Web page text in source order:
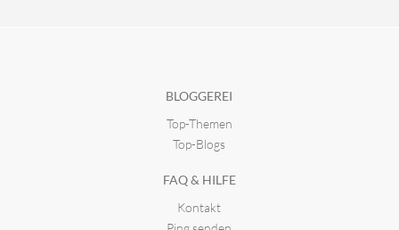
BLOGGEREI
Top-Themen
Top-Blogs
FAQ & HILFE
Kontakt